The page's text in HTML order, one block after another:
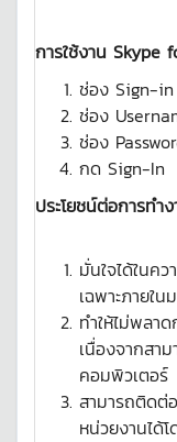
การใช้งาน Skype
ช่อง Sign-in
ช่อง
ช่อง
กด Sign-In
ประโยชน์ต่อการทำ
มั่นใจได้ในค
เฉพาะภายใ
ทำให้ไม่พลา
เนื่องจากสา
คอมพิวเตอร์
สามารถติดต่
หน่วยงานได้